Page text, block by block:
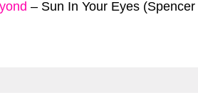
– Sun In Your Eyes